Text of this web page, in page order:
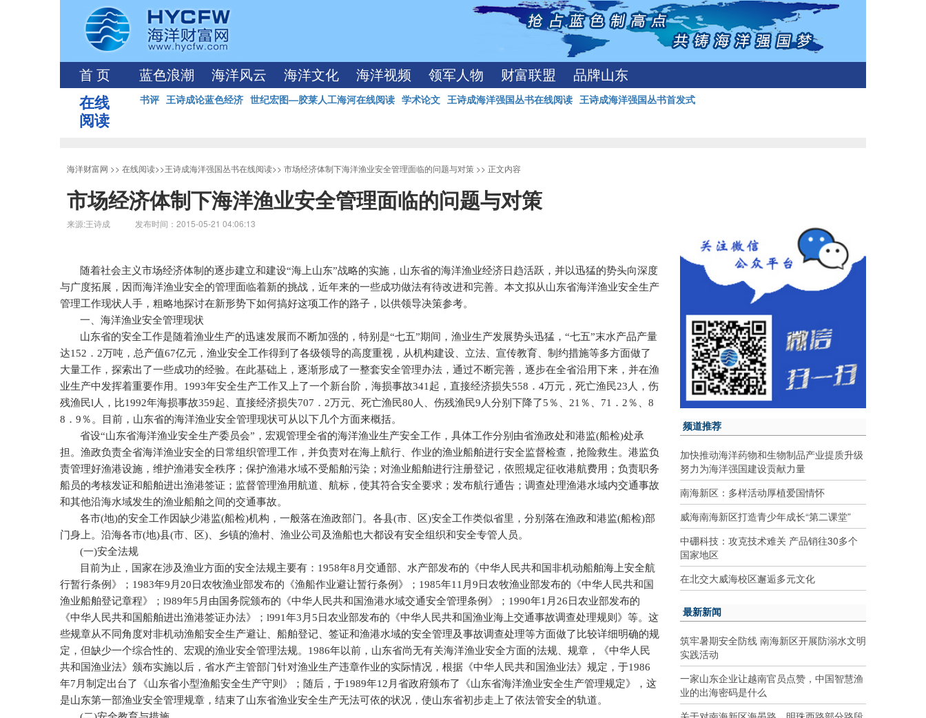
首 页 蓝色浪潮 海洋风云 海洋文化 海洋视频 领军人物 财富联盟 品牌山东
在线
阅读
书评 王诗成论蓝色经济 世纪宏图—胶莱人工海河在线阅读 学术论文 王诗成海洋强国丛书在线阅读 王诗成海洋强国丛书首发式
海洋财富网 >> 在线阅读>>王诗成海洋强国丛书在线阅读>> 市场经济体制下海洋渔业安全管理面临的问题与对策 >> 正文内容
市场经济体制下海洋渔业安全管理面临的问题与对策
来源:王诗成 发布时间：2015-05-21 04:06:13
随着社会主义市场经济体制的逐步建立和建设“海上山东”战略的实施，山东省的海洋渔业经济日趋活跃，并以迅猛的势头向深度
与广度拓展，因而海洋渔业安全的管理面临着新的挑战，近年来的一些成功做法有待改进和完善。本文拟从山东省海洋渔业安全生产
管理工作现状人手，粗略地探讨在新形势下如何搞好这项工作的路子，以供领导决策参考。
一、海洋渔业安全管理现状
山东省的安全工作是随着渔业生产的迅速发展而不断加强的，特别是“七五”期间，渔业生产发展势头迅猛，“七五”末水产品产量
达152 ． 2万吨，总产值67亿元，渔业安全工作得到了各级领导的高度重视，从机构建设、立法、宣传教育、制约措施等多方面做了
大量工作，探索出了一些成功的经验。在此基础上，逐渐形成了一整套安全管理办法，通过不断完善，逐步在全省沿用下来，并在渔
业生产中发挥着重要作用。 1993年安全生产工作又上了一个新台阶，海损事故341 起，直接经济损失558 ． 4万元，死亡渔民23 人，伤
残渔民l 人，比1992年海损事故359起、直接经济损失707 ． 2万元、死亡渔民80 人、伤残渔民9 人分别下降了5 ％、 21 ％、 71 ． 2 ％、 8
8 ． 9 ％。目前，山东省的海洋渔业安全管理现状可从以下几个方面来概括。
省设“山东省海洋渔业安全生产委员会”，宏观管理全省的海洋渔业生产安全工作，具体工作分别由省渔政处和港监(船检)处承
担。渔政负责全省海洋渔业安全的日常组织管理工作，并负责对在海上航行、作业的渔业船舶进行安全监督检查，抢险救生。港监负
责管理好渔港设施，维护渔港安全秩序；保护渔港水域不受船舶污染；对渔业船舶进行注册登记，依照规定征收港航费用；负责职务
船员的考核发证和船舶进出渔港签证；监督管理渔用航道、航标，使其符合安全要求；发布航行通告；调查处理渔港水域内交通事故
和其他沿海水域发生的渔业船舶之间的交通事故。
各市(地)的安全工作因缺少港监(船检)机构，一般落在渔政部门。各县(市、区)安全工作类似省里，分别落在渔政和港监(船检)部
门身上。沿海各市(地)县(市、区) 、乡镇的渔村、渔业公司及渔船也大都设有安全组织和安全专管人员。
(一)安全法规
目前为止，国家在涉及渔业方面的安全法规主要有： 1958年8 月交通部、水产部发布的《中华人民共和国非机动船舶海上安全航
行暂行条例》； 1983年9 月 20 日农牧渔业部发布的《渔船作业避让暂行条例》； 1985年11 月 9 日农牧渔业部发布的《中华人民共和国
渔业船舶登记章程》； l989年5 月由国务院颁布的《中华人民共和国渔港水域交通安全管理条例》； 1990年1 月 26 日农业部发布的
《中华人民共和国船舶进出渔港签证办法》； l991年3 月 5 日农业部发布的《中华人民共和国渔业海上交通事故调查处理规则》等。这
些规章从不同角度对非机动渔船安全生产避让、船舶登记、签证和渔港水域的安全管理及事故调查处理等方面做了比较详细明确的规
定，但缺少一个综合性的、宏观的渔业安全管理法规。 1986年以前，山东省尚无有关海洋渔业安全方面的法规、规章，《中华人民
共和国渔业法》颁布实施以后，省水产主管部门针对渔业生产违章作业的实际情况，根据《中华人民共和国渔业法》规定，于1986
年7 月制定出台了《山东省小型渔船安全生产守则》；随后，于1989年12 月省政府颁布了《山东省海洋渔业安全生产管理规定》，这
是山东第一部渔业安全管理规章，结束了山东省渔业安全生产无法可依的状况，使山东省初步走上了依法管安全的轨道。
频道推荐
加快推动海洋药物和生物制品产业提质升级
努力为海洋强国建设贡献力量
南海新区：多样活动厚植爱国情怀
威海南海新区打造青少年成长“第二课堂”
中硼科技：攻克技术难关 产品销往30多个
国家地区
在北交大威海校区邂逅多元文化
最新新闻
筑牢暑期安全防线 南海新区开展防溺水文明
实践活动
一家山东企业让越南官员点赞，中国智慧渔
业的出海密码是什么